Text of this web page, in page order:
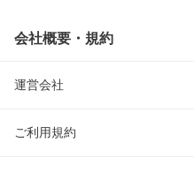
会社概要・規約
運営会社
ご利用規約